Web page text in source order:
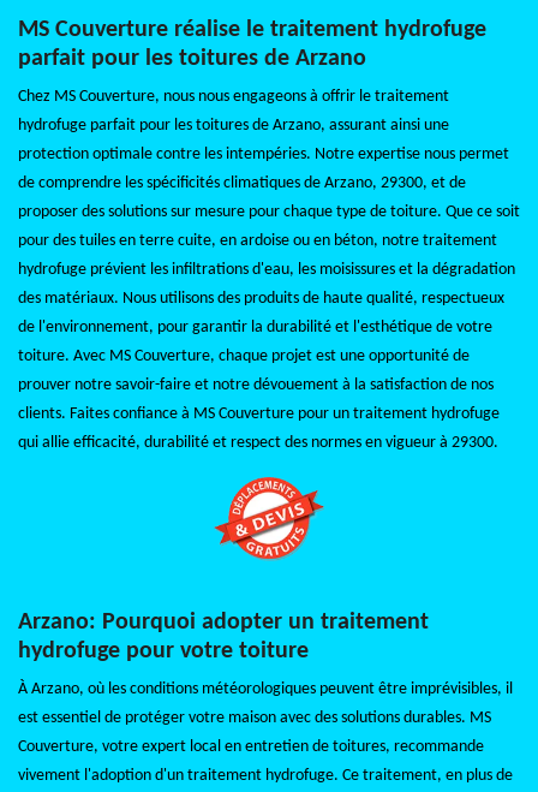
MS Couverture réalise le traitement hydrofuge
parfait pour les toitures de Arzano
Chez MS Couverture, nous nous engageons à offrir le traitement
hydrofuge parfait pour les toitures de Arzano, assurant ainsi une
protection optimale contre les intempéries. Notre expertise nous permet
de comprendre les spécificités climatiques de Arzano, 29300, et de
proposer des solutions sur mesure pour chaque type de toiture. Que ce soit
pour des tuiles en terre cuite, en ardoise ou en béton, notre traitement
hydrofuge prévient les infiltrations d'eau, les moisissures et la dégradation
des matériaux. Nous utilisons des produits de haute qualité, respectueux
de l'environnement, pour garantir la durabilité et l'esthétique de votre
toiture. Avec MS Couverture, chaque projet est une opportunité de
prouver notre savoir-faire et notre dévouement à la satisfaction de nos
clients. Faites confiance à MS Couverture pour un traitement hydrofuge
qui allie efficacité, durabilité et respect des normes en vigueur à 29300.
Arzano: Pourquoi adopter un traitement
hydrofuge pour votre toiture
À Arzano, où les conditions météorologiques peuvent être imprévisibles, il
est essentiel de protéger votre maison avec des solutions durables. MS
Couverture, votre expert local en entretien de toitures, recommande
vivement l'adoption d'un traitement hydrofuge. Ce traitement, en plus de